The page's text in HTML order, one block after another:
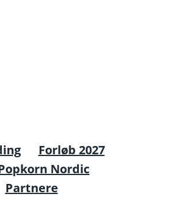
Forløb 2027
Nordic
Partnere